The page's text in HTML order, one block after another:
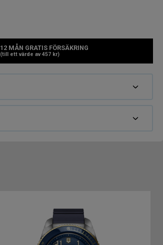
12 MÅN GRATIS FÖRSÄKRING
(till ett värde av 457 kr)